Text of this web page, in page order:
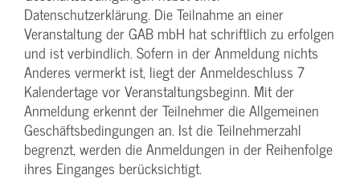
Datenschutzerklärung. Die Teilnahme an einer
Veranstaltung der GAB mbH hat schriftlich zu erfolgen
und ist verbindlich. Sofern in der Anmeldung nichts
Anderes vermerkt ist, liegt der Anmeldeschluss 7
Kalendertage vor Veranstaltungsbeginn. Mit der
Anmeldung erkennt der Teilnehmer die Allgemeinen
Geschäftsbedingungen an. Ist die Teilnehmerzahl
begrenzt, werden die Anmeldungen in der Reihenfolge
ihres Einganges berücksichtigt.